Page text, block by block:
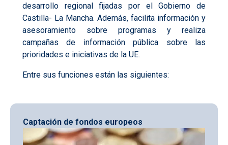
desarrollo regional fijadas por el Gobierno de
Castilla- La Mancha. Además, facilita información y
asesoramiento sobre programas y realiza
campañas de información pública sobre las
prioridades e iniciativas de la UE.
Entre sus funciones están las siguientes:
Captación de fondos europeos